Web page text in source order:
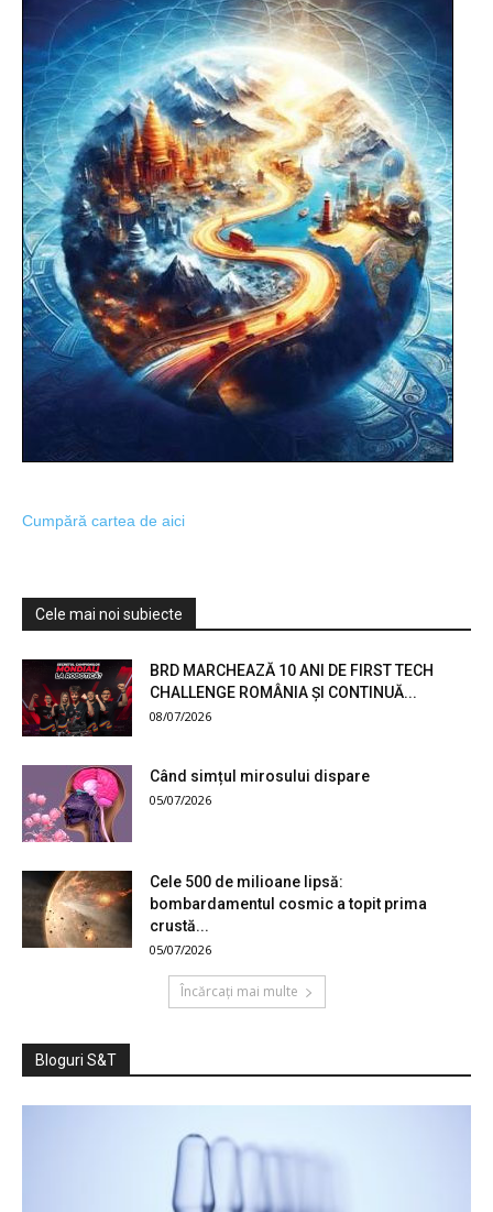
Cumpără cartea de aici
Cele mai noi subiecte
BRD MARCHEAZĂ 10 ANI DE FIRST TECH
CHALLENGE ROMÂNIA ȘI CONTINUĂ...
08/07/2026
Când simțul mirosului dispare
05/07/2026
Cele 500 de milioane lipsă:
bombardamentul cosmic a topit prima
crustă...
05/07/2026
Încărcați mai multe
Bloguri S&T